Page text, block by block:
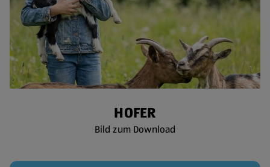
HOFER
Bild zum Download